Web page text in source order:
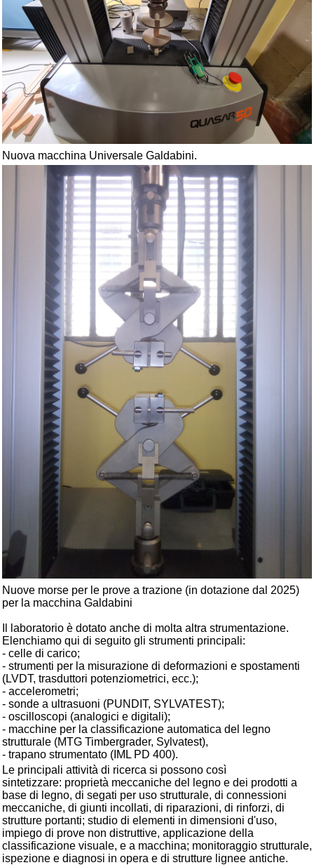
Nuova macchina Universale Galdabini.
Nuove morse per le prove a trazione (in dotazione dal 2025)
per la macchina Galdabini
Il laboratorio è dotato anche di molta altra strumentazione.
Elenchiamo qui di seguito gli strumenti principali:
- celle di carico;
- strumenti per la misurazione di deformazioni e spostamenti
(LVDT, trasduttori potenziometrici, ecc.);
- accelerometri;
- sonde a ultrasuoni (PUNDIT, SYLVATEST);
- oscilloscopi (analogici e digitali);
- macchine per la classificazione automatica del legno
strutturale (MTG Timbergrader, Sylvatest),
- trapano strumentato (IML PD 400).
Le principali attività di ricerca si possono così
sintetizzare: proprietà meccaniche del legno e dei prodotti a
base di legno, di segati per uso strutturale, di connessioni
meccaniche, di giunti incollati, di riparazioni, di rinforzi, di
strutture portanti; studio di elementi in dimensioni d'uso,
impiego di prove non distruttive, applicazione della
classificazione visuale, e a macchina; monitoraggio strutturale,
ispezione e diagnosi in opera e di strutture lignee antiche.